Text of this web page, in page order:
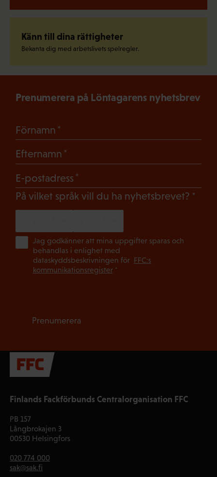
Känn till dina rättigheter
Bekanta dig med arbetslivets spelregler.
Finlands Fackförbunds Centralorganisation FFC
PB 157
Långbrokajen 3
00530 Helsingfors
020 774 000
sak@sak.fi
Prenumerera på Löntagarens nyhetsbrev
Förnamn
Efternamn
E-postadress
På vilket språk vill du ha nyhetsbrevet?
Jag godkänner att mina uppgifter sparas och
behandlas i enlighet med
dataskyddsbeskrivningen för FFC:s
kommunikationsregister*
Prenumerera